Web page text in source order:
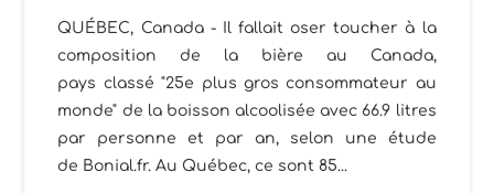
QUÉBEC, Canada - Il fallait oser toucher à la
composition de la bière au Canada,
pays classé "25e plus gros consommateur au
monde" de la boisson alcoolisée avec 66.9 litres
par personne et par an, selon une étude
de Bonial.fr. Au Québec, ce sont 85...